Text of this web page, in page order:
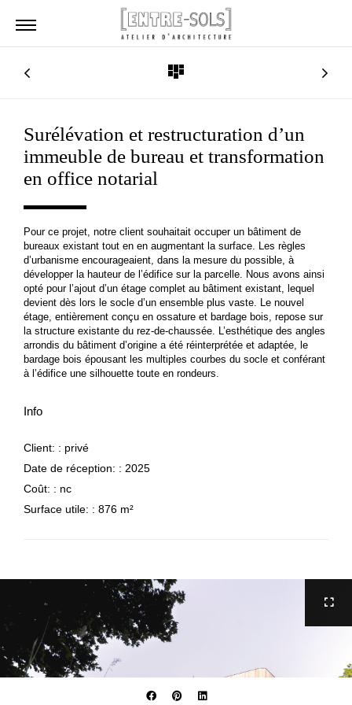
Surélévation et restructuration d’un
immeuble de bureau et transformation
en office notarial
Pour ce projet, notre client souhaitait occuper un bâtiment de
bureaux existant tout en en augmentant la surface. Les règles
d’urbanisme encourageaient, dans la mesure du possible, à
développer la hauteur de l’édifice sur la parcelle. Nous avons ainsi
opté pour l’ajout d’un étage complet au bâtiment existant, lequel
devient dès lors le socle d’un ensemble plus vaste. Le nouvel
étage, entièrement conçu en ossature et bardage bois, repose sur
la structure existante du rez-de-chaussée. L’esthétique des angles
arrondis du bâtiment d’origine a été réinterprétée et adaptée, le
bardage bois épousant les multiples courbes du socle et conférant
à l’édifice une silhouette toute en rondeurs.
Info
Client: : privé
Date de réception: : 2025
Coût: : nc
Surface utile: : 876 m²